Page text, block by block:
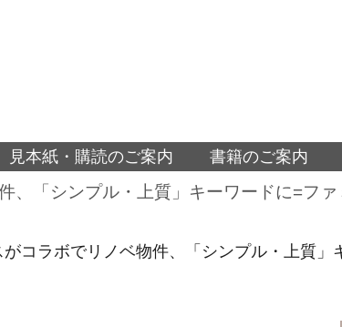
見本紙・購読のご案内 書籍のご案内
、「シンプル・上質」キーワードに=フ
コラボでリノベ物件、「シンプル・上質